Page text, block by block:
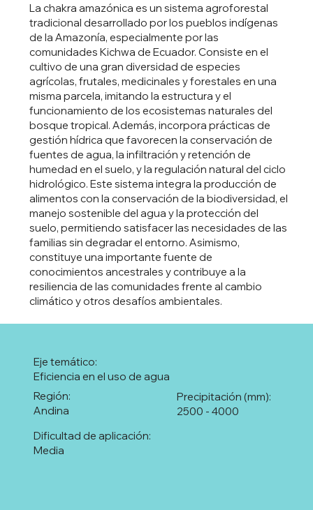
La chakra amazónica es un sistema agroforestal
tradicional desarrollado por los pueblos indígenas
de la Amazonía, especialmente por las
comunidades Kichwa de Ecuador. Consiste en el
cultivo de una gran diversidad de especies
agrícolas, frutales, medicinales y forestales en una
misma parcela, imitando la estructura y el
funcionamiento de los ecosistemas naturales del
bosque tropical. Además, incorpora prácticas de
gestión hídrica que favorecen la conservación de
fuentes de agua, la infiltración y retención de
humedad en el suelo, y la regulación natural del ciclo
hidrológico. Este sistema integra la producción de
alimentos con la conservación de la biodiversidad, el
manejo sostenible del agua y la protección del
suelo, permitiendo satisfacer las necesidades de las
familias sin degradar el entorno. Asimismo,
constituye una importante fuente de
conocimientos ancestrales y contribuye a la
resiliencia de las comunidades frente al cambio
climático y otros desafíos ambientales.
Eficiencia en el uso de agua
Eje temático:
Andina
Región:
2500 - 4000
Precipitación (mm):
Media
Dificultad de aplicación: